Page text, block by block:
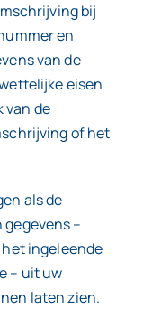
bij
en
van de
eisen
van de
of het
als de
–
het ingeleende
– uit uw
laten zien.